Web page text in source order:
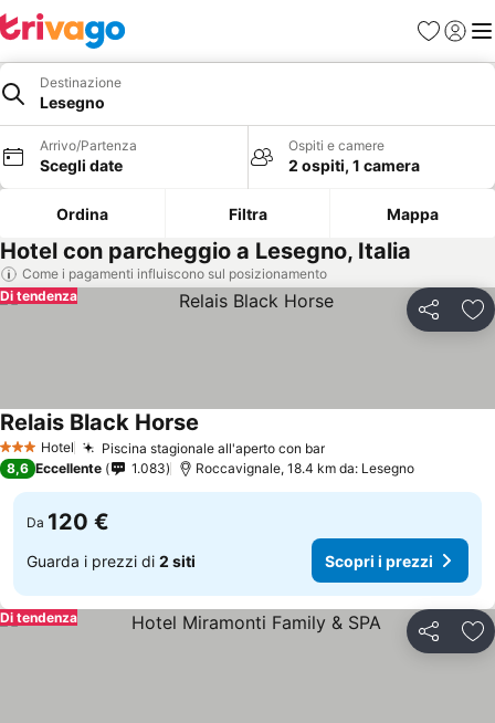
PreferitiAccedi
Destinazione
Lesegno
Arrivo/Partenza
Scegli date
Ospiti e camere
2 ospiti, 1 camera
Ordina Filtra Mappa
Hotel con parcheggio a Lesegno, Italia
Come i pagamenti influiscono sul posizionamento
Condividi
Di tendenza
3 StelleHotel Piscina stagionale all'aperto con bar
Relais Black Horse
8,6 Eccellente 1.083 Roccavignale, 18.4 km da: Lesegno
Da 120 €
Guarda i prezzi di 2 siti Scopri i prezzi
Condividi
Di tendenza